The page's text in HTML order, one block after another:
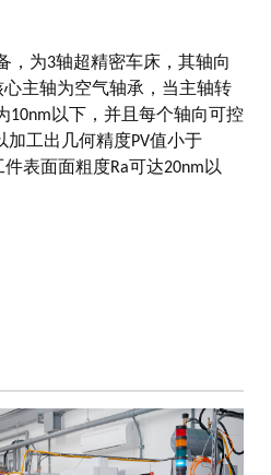
，为3轴超精密车床，其轴向
心主轴为空气轴承，当主轴转
10nm以下，并且每个轴向可控
加工出几何精度PV值小于
表面面粗度Ra可达20nm以